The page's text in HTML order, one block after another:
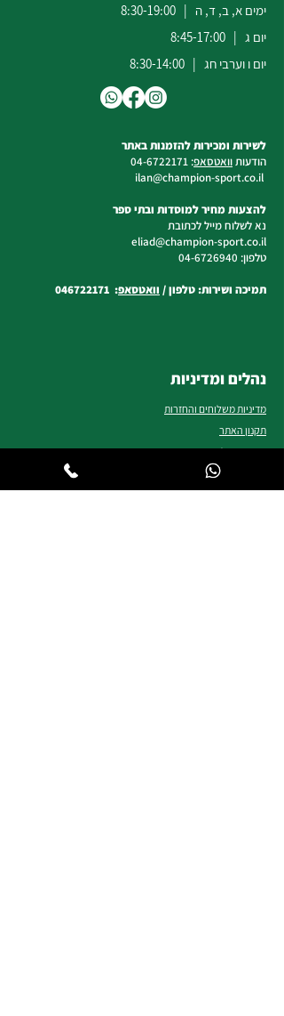
ימים א, ב, ד, ה | 8:30-19:00
יום ג | 8:45-17:00
יום ו וערבי חג | 8:30-14:00
לשירות ומכירות להזמנות באתר
הודעותוואטסאפ:
04-6722171
@champion-sport.co.il
להצעות מחיר למוסדות ובתי ספר
נא לשלוח מייל לכתובת
eliad@champion-sport.co.il
טלפון: 04-6726940
תמיכה ושירות: טלפון / וואטסאפ:
046722171
נהלים ומדיניות
מדיניות משלוחים והחזרות
תקנון האתר
שיטות תשלום
שאלות ותשובות
הצהרת נגישות